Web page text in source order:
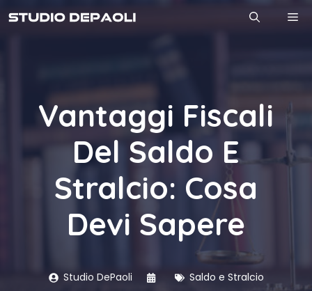
al
Vantaggi Fiscali
Del Saldo E
Stralcio: Cosa
Devi Sapere
Studio DePaoli Saldo e Stralcio